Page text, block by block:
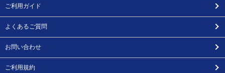
ご利用ガイド
よくあるご質問
お問い合わせ
ご利用規約